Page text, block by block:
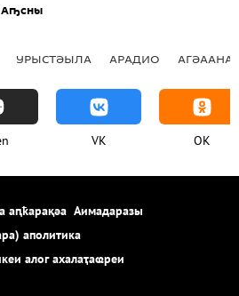
Аҧсны
УРЫСТӘЫЛА АРАДИО
VK OK
аԥҟарақәа Аимадаразы
аполитика
алог ахалаҭаҩреи